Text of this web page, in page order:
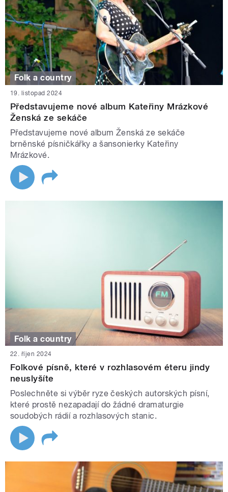
Folk a country
19. listopad 2024
Představujeme nové album Kateřiny Mrázkové
Ženská ze sekáče
Představujeme nové album Ženská ze sekáče
brněnské písničkářky a šansonierky Kateřiny
Mrázkové.
Folk a country
22. říjen 2024
Folkové písně, které v rozhlasovém éteru jindy
neuslyšíte
Poslechněte si výběr ryze českých autorských písní,
které prostě nezapadají do žádné dramaturgie
soudobých rádií a rozhlasových stanic.